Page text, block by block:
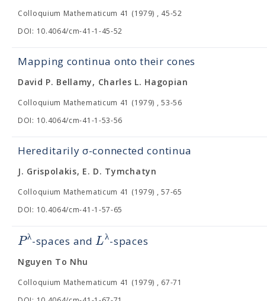
Colloquium Mathematicum 41 (1979) , 45-52
DOI: 10.4064/cm-41-1-45-52
Mapping continua onto their cones
David P. Bellamy, Charles L. Hagopian
Colloquium Mathematicum 41 (1979) , 53-56
DOI: 10.4064/cm-41-1-53-56
Hereditarily σ-connected continua
J. Grispolakis, E. D. Tymchatyn
Colloquium Mathematicum 41 (1979) , 57-65
DOI: 10.4064/cm-41-1-57-65
Pλ-spaces and Lλ-spaces
Nguyen To Nhu
Colloquium Mathematicum 41 (1979) , 67-71